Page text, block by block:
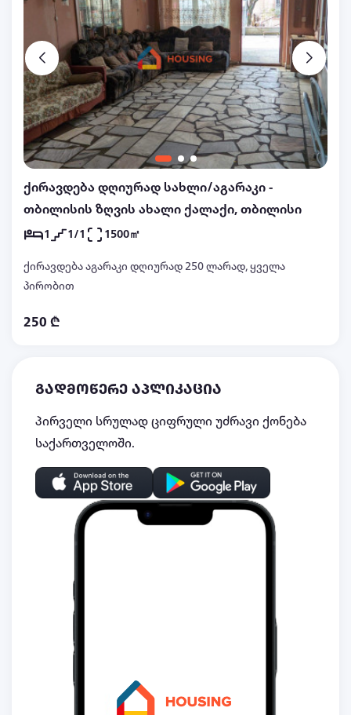
ქირავდება დღიურად სახლი/აგარაკი -
თბილისის ზღვის ახალი ქალაქი, თბილისი
1 1/1 1500㎡
ქირავდება აგარაკი დღიურად 250 ლარად, ყველა
პირობით
250 ₾
გადმოწერე აპლიკაცია
პირველი სრულად ციფრული უძრავი ქონება
საქართველოში.